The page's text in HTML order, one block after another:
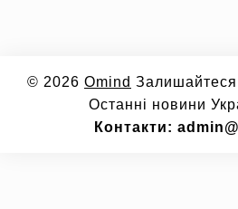
© 2026 Omind Залишайтеся
Останні новини
Контакти: